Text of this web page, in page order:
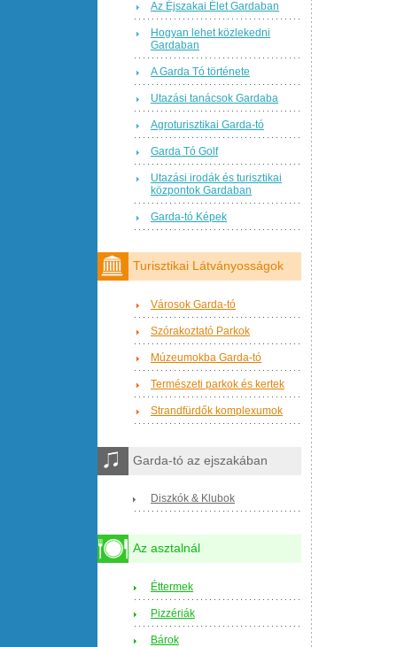
Az Éjszakai Élet Gardaban
Hogyan lehet közlekedni
Gardaban
A Garda Tó története
Utazási tanácsok Gardaba
Agroturisztikai Garda-tó
Garda Tó Golf
Utazási irodák és turisztikai
központok Gardaban
Garda-tó Képek
Turisztikai Látványosságok
Városok Garda-tó
Szórakoztató Parkok
Múzeumokba Garda-tó
Természeti parkok és kertek
Strandfürdők komplexumok
Garda-tó az ejszakában
Diszkók & Klubok
Az asztalnál
Éttermek
Pizzériák
Bárok